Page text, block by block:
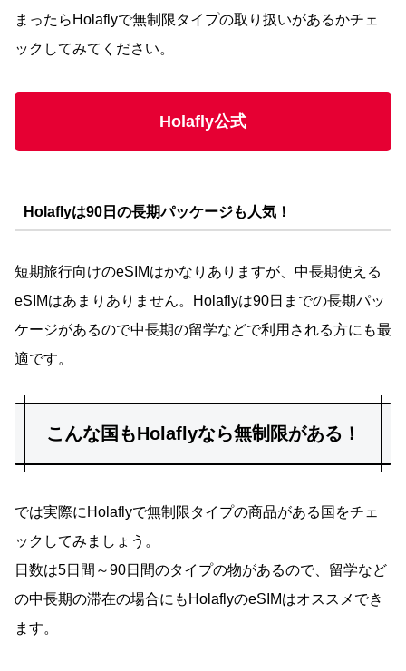
まったらHolaflyで無制限タイプの取り扱いがあるかチェ
ックしてみてください。
Holafly公式
Holaflyは90日の長期パッケージも人気！
短期旅行向けのeSIMはかなりありますが、中長期使える
eSIMはあまりありません。Holaflyは90日までの長期パッ
ケージがあるので中長期の留学などで利用される方にも最
適です。
こんな国もHolaflyなら無制限がある！
では実際にHolaflyで無制限タイプの商品がある国をチェ
ックしてみましょう。
日数は5日間～90日間のタイプの物があるので、留学など
の中長期の滞在の場合にもHolaflyのeSIMはオススメでき
ます。